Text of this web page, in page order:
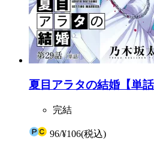
夏目アラタの結婚【単
完結
96/¥106(税込)